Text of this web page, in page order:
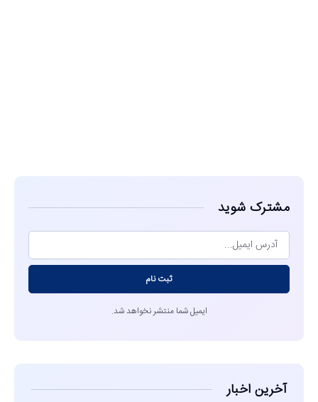
مشترک شوید
ثبت نام
ایمیل شما منتشر نخواهد شد.
آخرین اخبار